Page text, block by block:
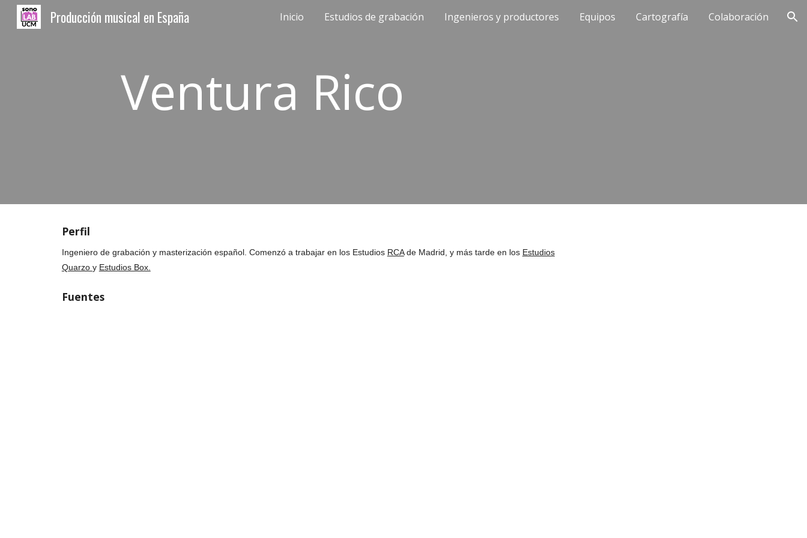
Skip to main content Skip to navigation
Producción musical en España Inicio Estudios de grabación Ingenieros y productores Equipos Cartografía Colaboración
Ventura Rico
Perfil
Ingeniero de grabación y masterización español. Comenzó a trabajar en los Estudios RCAde Madrid, y más tarde en los Estudios
Quarzo y Estudios Box.
Fuentes